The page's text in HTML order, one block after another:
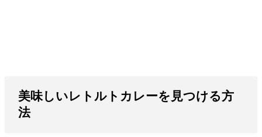
美味しいレトルトカレーを見つける方
法